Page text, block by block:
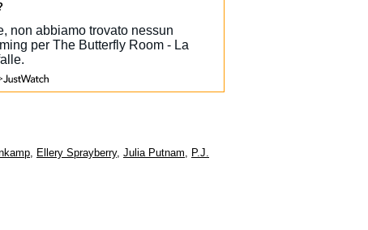
, Ellery Sprayberry, Julia Putnam, P.J.